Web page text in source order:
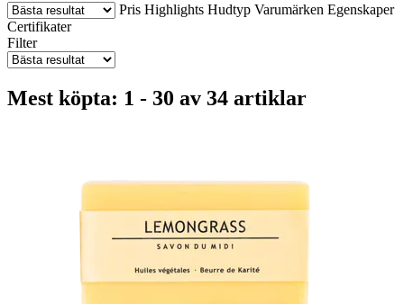
Pris Highlights Hudtyp Varumärken Egenskaper
Certifikater
Filter
Mest köpta: 1 - 30 av 34 artiklar